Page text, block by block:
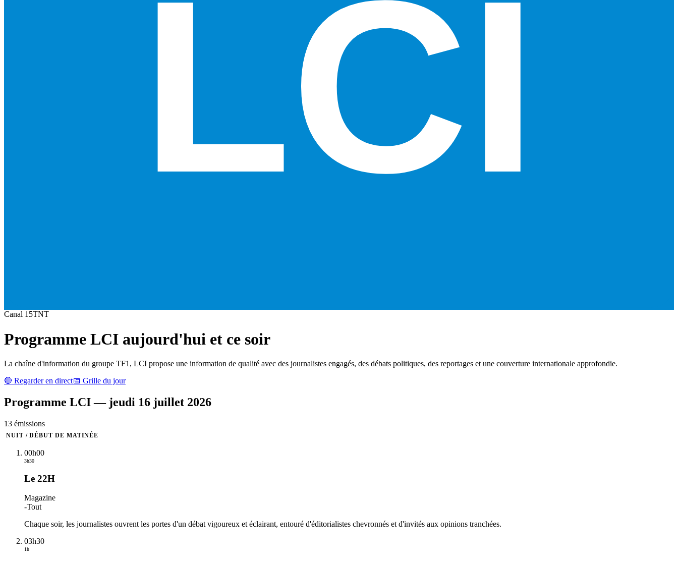
Canal 15TNT
Programme LCI aujourd'hui et ce soir
La chaîne d'information du groupe TF1, LCI propose une information de qualité avec des journalistes engagés, des débats politiques, des reportages et une couverture internationale approfondie.
🔴 Regarder en direct📅 Grille du jour
Programme LCI— jeudi 16 juillet 2026
13 émissions
NUIT / DÉBUT DE MATINÉE
00h00
3h30
Le 22H
Magazine
-Tout
Chaque soir, les journalistes ouvrent les portes d'un débat vigoureux et éclairant, entouré d'éditorialistes chevronnés et d'invités aux opinions tranchées.
03h30
1h